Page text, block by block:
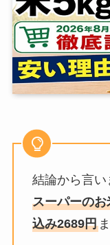
結論から言
スーパーの
込み2689円